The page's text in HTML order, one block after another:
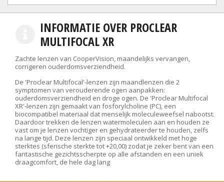
INFORMATIE OVER PROCLEAR
MULTIFOCAL XR
Zachte lenzen van CooperVision, maandelijks vervangen,
corrigeren ouderdomsverziendheid.
De 'Proclear Multifocal'-lenzen zijn maandlenzen die 2
symptomen van verouderende ogen aanpakken:
ouderdomsverziendheid en droge ogen. De 'Proclear Multifocal
XR'-lenzen zijn gemaakt van fosforylcholine (PC), een
biocompatibel materiaal dat menselijk moleculeweefsel nabootst.
Daardoor trekken de lenzen watermoleculen aan en houden ze
vast om je lenzen vochtiger en gehydrateerder te houden, zelfs
na lange tijd. Deze lenzen zijn speciaal ontwikkeld met hoge
sterktes (sferische sterkte tot +20,00) zodat je zeker bent van een
fantastische gezichtsscherpte op alle afstanden en een uniek
draagcomfort, de hele dag lang